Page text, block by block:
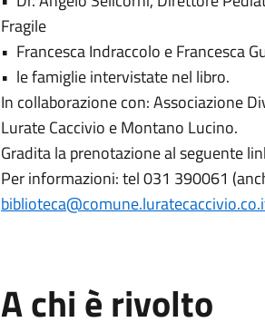
Fragile
•⁠ ⁠Francesca Indraccolo e Francesca
•⁠ ⁠le famiglie intervistate nel libro.
In collaborazione con: Associazione
Lurate Caccivio e Montano Lucino.
Gradita la prenotazione al seguente
Per informazioni: tel 031 390061
A chi è rivolto